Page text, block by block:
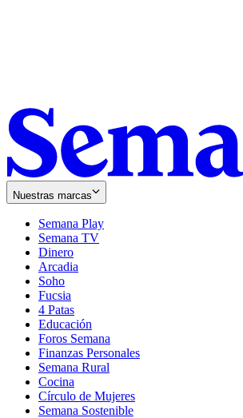
Nuestras marcas
Semana Play
Semana TV
Dinero
Arcadia
Soho
in
new
window
Fucsia
in
new
window
4 Patas
Educación
Foros Semana
Finanzas Personales
Semana Rural
Cocina
Círculo de Mujeres
Semana Sostenible